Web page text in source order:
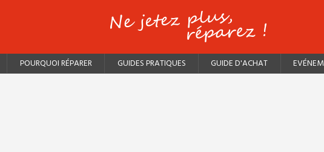
POURQUOI RÉPARER GUIDES PRATIQUES GUIDE D'ACHAT